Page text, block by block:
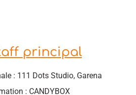
principal
: 111 Dots Studio, Garena
: CANDYBOX